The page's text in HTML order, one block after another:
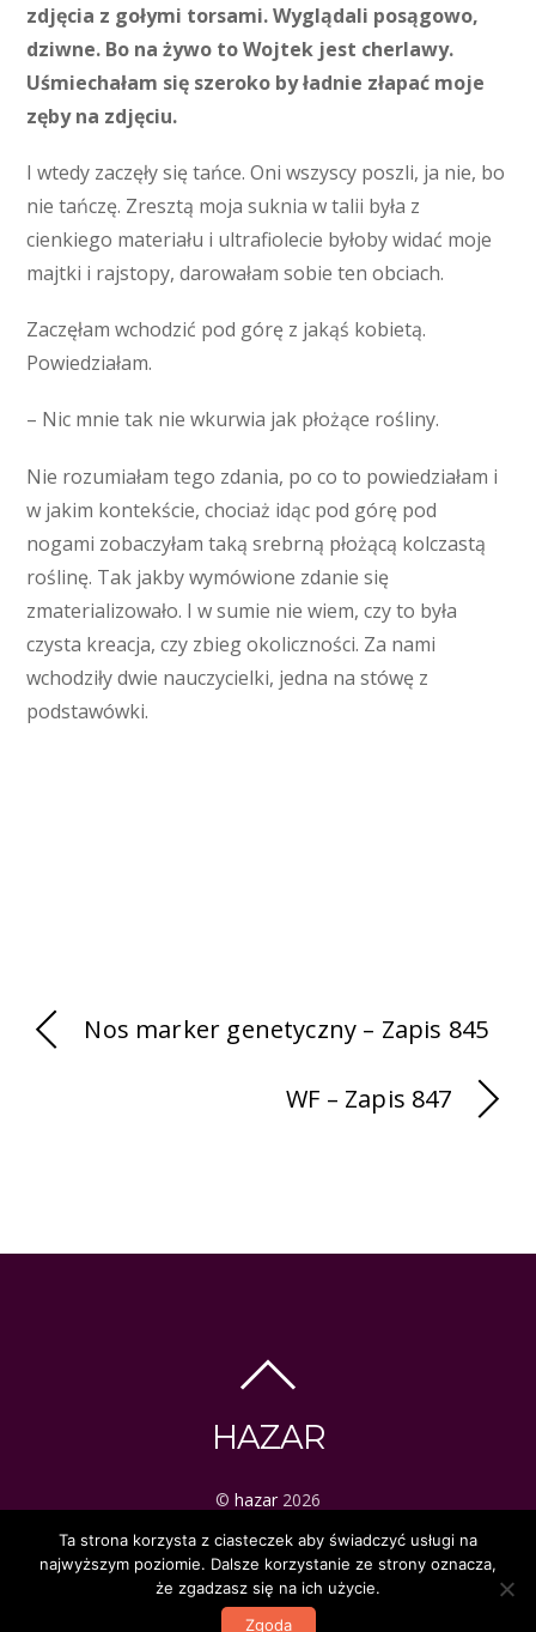
zdjęcia z gołymi torsami. Wyglądali posągowo,
dziwne. Bo na żywo to Wojtek jest cherlawy.
Uśmiechałam się szeroko by ładnie złapać moje
zęby na zdjęciu.
I wtedy zaczęły się tańce. Oni wszyscy poszli, ja nie, bo
nie tańczę. Zresztą moja suknia w talii była z
cienkiego materiału i ultrafiolecie byłoby widać moje
majtki i rajstopy, darowałam sobie ten obciach.
Zaczęłam wchodzić pod górę z jakąś kobietą.
Powiedziałam.
– Nic mnie tak nie wkurwia jak płożące rośliny.
Nie rozumiałam tego zdania, po co to powiedziałam i
w jakim kontekście, chociaż idąc pod górę pod
nogami zobaczyłam taką srebrną płożącą kolczastą
roślinę. Tak jakby wymówione zdanie się
zmaterializowało. I w sumie nie wiem, czy to była
czysta kreacja, czy zbieg okoliczności. Za nami
wchodziły dwie nauczycielki, jedna na stówę z
podstawówki.
Nos marker genetyczny – Zapis 845
WF – Zapis 847
HAZAR
© hazar 2026
ezoteryka | tarot | mistyka
Ta strona korzysta z ciasteczek aby świadczyć usługi na
najwyższym poziomie. Dalsze korzystanie ze strony oznacza,
że zgadzasz się na ich użycie.
Zgoda